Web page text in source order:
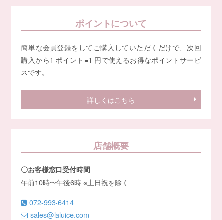
ポイントについて
簡単な会員登録をしてご購入していただくだけで、次回
購入から1 ポイント=1 円で使えるお得なポイントサービ
スです。
詳しくはこちら
店舗概要
〇お客様窓口受付時間
午前10時〜午後6時 ※土日祝を除く
072-993-6414
sales@laluice.com